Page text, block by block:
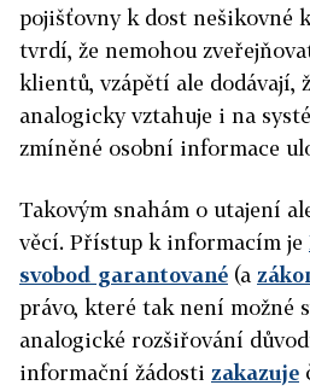
pojišťovny k dost nešikovné
tvrdí, že nemohou
klientů, vzápětí ale dodávají,
analogicky vztahuje i na
zmíněné osobní informace
Takovým snahám o utajení
věcí. Přístup k informacím je
svobod garantované (a
právo, které tak není možné
analogické rozšiřování
informační žádosti zakazuje